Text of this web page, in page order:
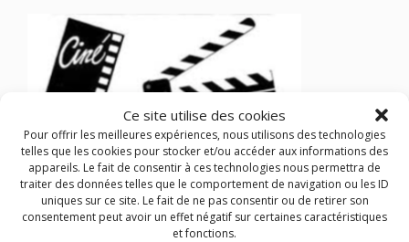
Ce site utilise des cookies
Pour offrir les meilleures expériences, nous utilisons des technologies
telles que les cookies pour stocker et/ou accéder aux informations des
appareils. Le fait de consentir à ces technologies nous permettra de
traiter des données telles que le comportement de navigation ou les ID
uniques sur ce site. Le fait de ne pas consentir ou de retirer son
consentement peut avoir un effet négatif sur certaines caractéristiques
et fonctions.